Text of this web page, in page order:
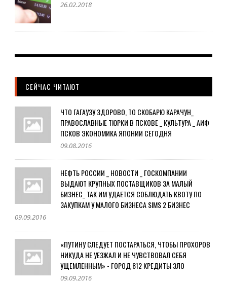
26.02.2018
СЕЙЧАС ЧИТАЮТ
ЧТО ГАГАУЗУ ЗДОРОВО, ТО СКОБАРЮ КАРАЧУН_
ПРАВОСЛАВНЫЕ ТЮРКИ В ПСКОВЕ _ КУЛЬТУРА _ АИФ
ПСКОВ ЭКОНОМИКА ЯПОНИИ СЕГОДНЯ
09.08.2016
НЕФТЬ РОССИИ _ НОВОСТИ _ ГОСКОМПАНИИ
ВЫДАЮТ КРУПНЫХ ПОСТАВЩИКОВ ЗА МАЛЫЙ
БИЗНЕС_ ТАК ИМ УДАЕТСЯ СОБЛЮДАТЬ КВОТУ ПО
ЗАКУПКАМ У МАЛОГО БИЗНЕСА SIMS 2 БИЗНЕС
09.09.2016
«ПУТИНУ СЛЕДУЕТ ПОСТАРАТЬСЯ, ЧТОБЫ ПРОХОРОВ
НИКУДА НЕ УЕЗЖАЛ И НЕ ЧУВСТВОВАЛ СЕБЯ
УЩЕМЛЕННЫМ» - ГОРОД 812 КРЕДИТЫ ЗЛО
09.09.2016